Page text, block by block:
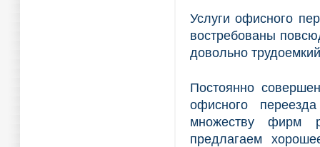
Услуги офисного
востребованы
довольно
Постоянно
офисного
множеству фирм
предлагаем